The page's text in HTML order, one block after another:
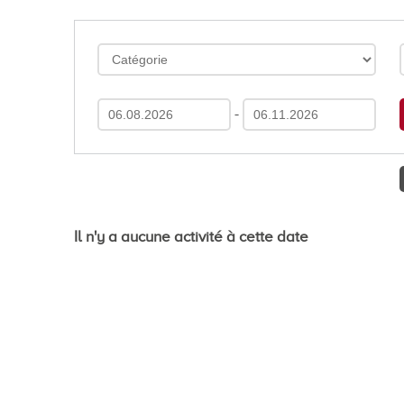
Médias
-
Il n'y a aucune activité à cette date